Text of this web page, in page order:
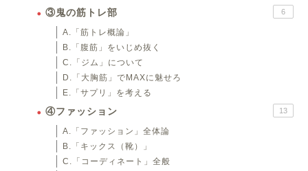
③鬼の筋トレ部 6
A.「筋トレ概論」
B.「腹筋」をいじめ抜く
C.「ジム」について
D.「大胸筋」でMAXに魅せろ
E.「サプリ」を考える
④ファッション 13
A.「ファッション」全体論
B.「キックス（靴）」
C.「コーディネート」全般